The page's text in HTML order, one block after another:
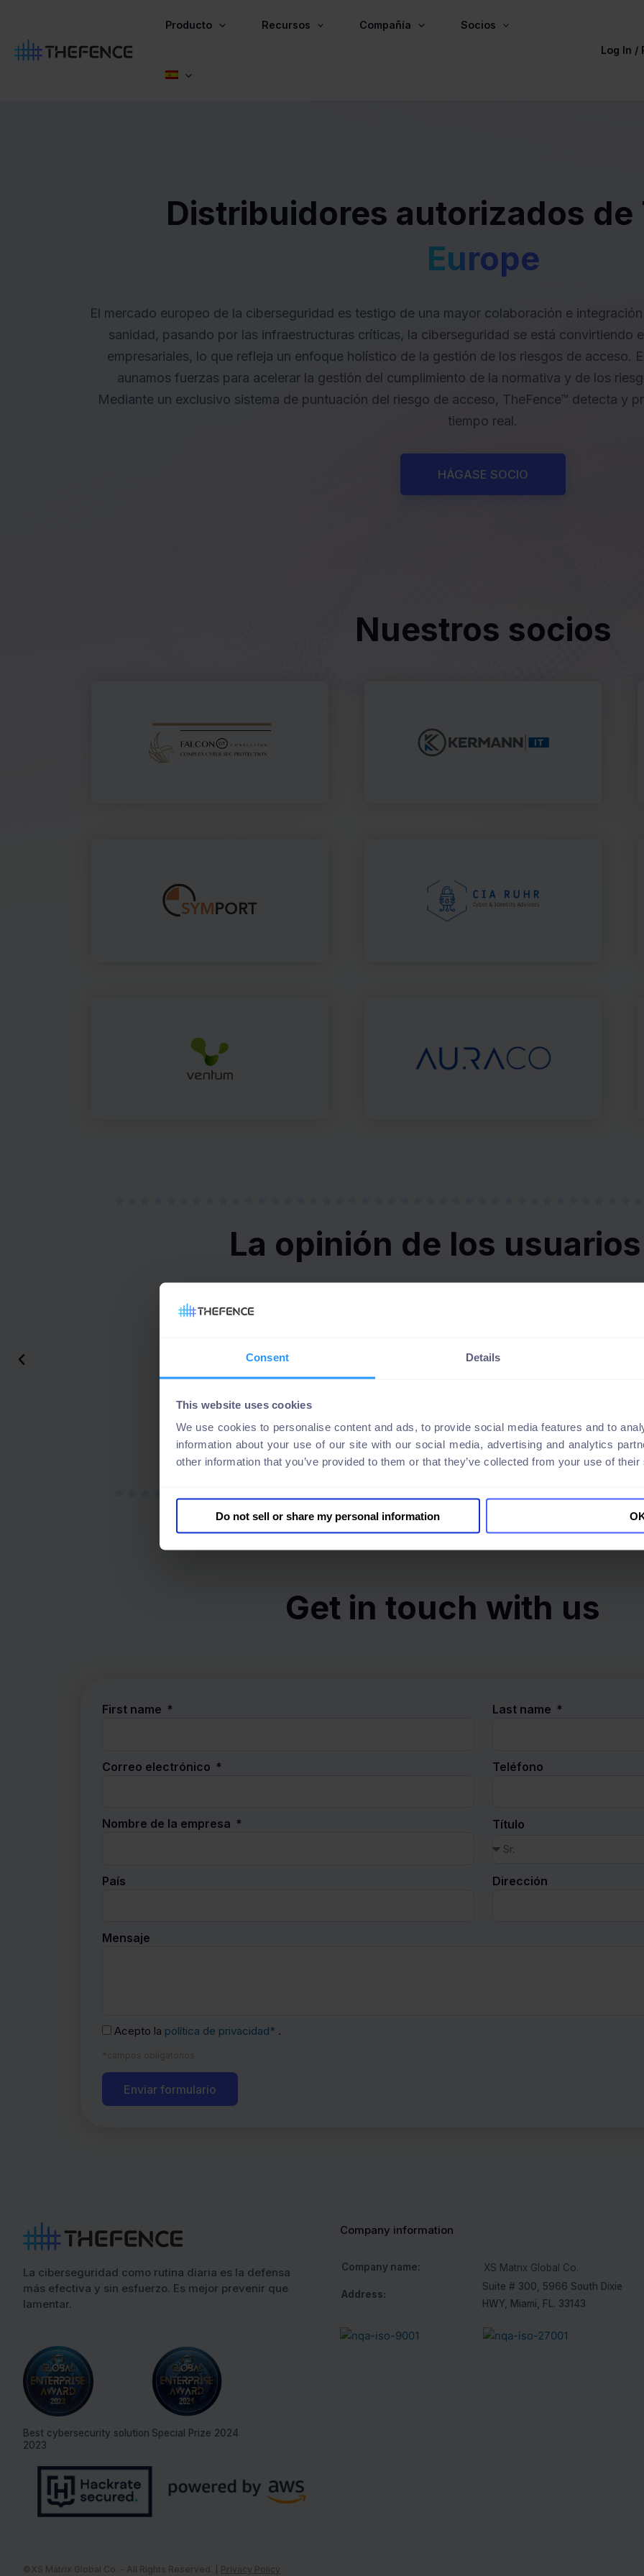
Consent Details
This website uses cookies
We use cookies to personalise content and ads, to provide social media features and to
information about your use of our site with our social media, advertising and analytics
other information that you’ve provided to them or that they’ve collected from your use of
Do not sell or share my personal information
contenido
Producto Recursos Compañía Socios
Log In /
Distribuidores autorizados de
Europe
El mercado europeo de la ciberseguridad es testigo de una mayor colaboración e
sanidad, pasando por las infraestructuras críticas, la ciberseguridad se está convirtiendo
empresariales, lo que refleja un enfoque holístico de la gestión de los riesgos de acceso.
aunamos fuerzas para acelerar la gestión del cumplimiento de la normativa y de los
Mediante un exclusivo sistema de puntuación del riesgo de acceso, TheFence™ detecta y
tiempo real.
HÁGASE SOCIO
Nuestros socios
La opinión de los usuarios
"TheFence™ ha mejorado nuestra capacidad para colaborar de manera efectiva
información necesaria para tomar decisiones de acceso más rápidas y mejores, y
ahora están conscientes de lo que están aprobando o rechazando. Tenemos
P
Get in touch with us
First name Last name
Correo electrónico Teléfono
Nombre de la empresa Título
País Dirección
Mensaje
Acepto la política de privacidad* .
Enviar formulario
La ciberseguridad como rutina diaria es la defensa
más efectiva y sin esfuerzo. Es mejor prevenir que
lamentar.
Best cybersecurity solution
2023
Special Prize 2024
Company information
Company name: XS Matrix Global Co.
Address:
Suite # 300, 5966 South Dixie
HWY, Miami, FL. 33143
©XS Matrix Global Co. – All Rights Reserved. | Privacy Policy